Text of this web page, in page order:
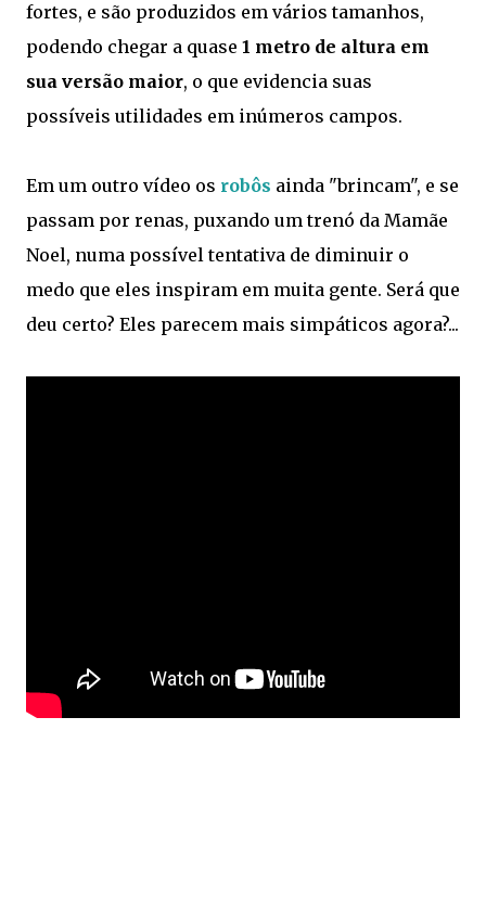
fortes, e são produzidos em vários tamanhos,
podendo chegar a quase 1 metro de altura em
sua versão maior, o que evidencia suas
possíveis utilidades em inúmeros campos.
Em um outro vídeo os robôs ainda "brincam", e se
passam por renas, puxando um trenó da Mamãe
Noel, numa possível tentativa de diminuir o
medo que eles inspiram em muita gente. Será que
deu certo? Eles parecem mais simpáticos agora?...